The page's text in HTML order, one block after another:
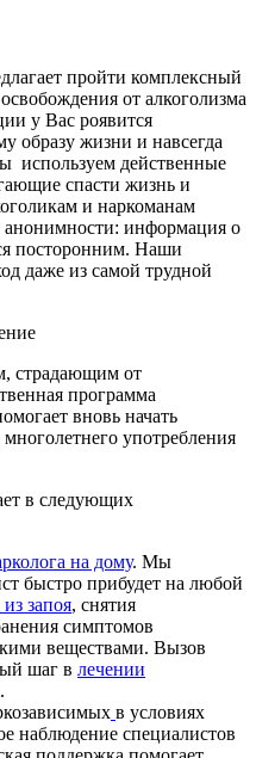
пройти комплексный
от алкоголизма
у Вас роявится
образу жизни и навсегда
используем действенные
спасти жизнь и
и наркоманам
анонимности: информация о
посторонним. Наши
даже из самой трудной
страдающим от
программа
вновь начать
употребления
в следующих
на дому. Мы
быстро прибудет на любой
запоя, снятия
симптомов
веществами. Вызов
шаг в лечении
в условиях
наблюдение специалистов